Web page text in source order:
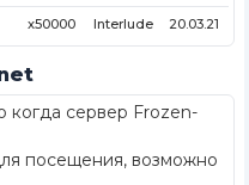
x50000 Interlude 20.03.21
когда сервер Frozen-
посещения, возможно